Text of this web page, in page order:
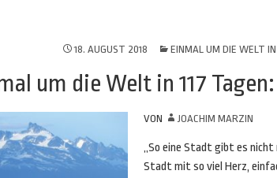
18. AUGUST 2018 EINMAL UM DIE WELT IN
um die Welt in 117
VON JOACHIM MARZIN
„So eine Stadt gibt es nicht
Stadt mit so viel Herz,